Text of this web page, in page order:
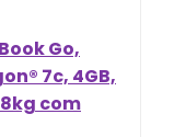
Go,
7c, 4GB,
com